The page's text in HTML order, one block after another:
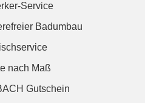
Service
Badumbau
nach Maß
Gutschein